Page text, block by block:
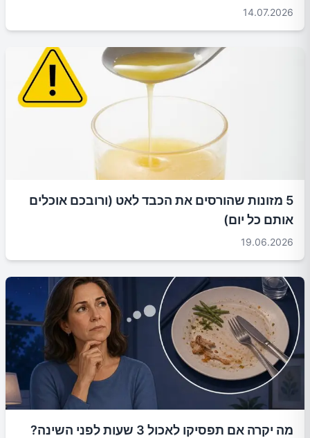
14.07.2026
5 מזונות שהורסים את הכבד לאט (ורובכם אוכלים
אותם כל יום)
19.06.2026
מה יקרה אם תפסיקו לאכול 3 שעות לפני השינה?